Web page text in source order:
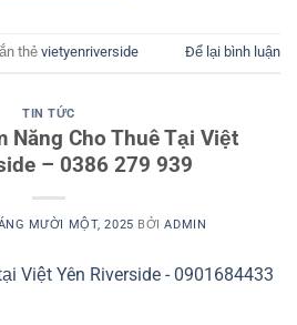
thẻ vietyenriverside Để lại bình luận
TIN TỨC
Năng Cho Thuê Tại Việt
– 0386 279 939
MƯỜI MỘT, 2025 BỞIADMIN